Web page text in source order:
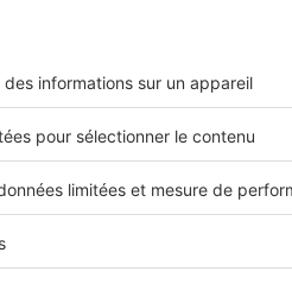
est inférieur à 20 €/m²
de 20 mètres carrés pour
grandes villes, c’est
et Strasbourg, où le loyer
20 mètres carrés. C’est encore
Grenoble (19,2 €/m²),
Tours (18,4 €/m²), Nancy (18,3
logement pour un loyer